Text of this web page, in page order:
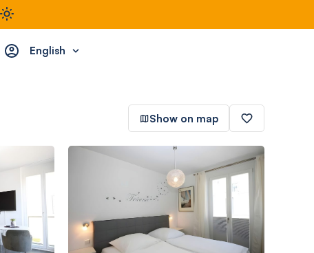
English
Show on map